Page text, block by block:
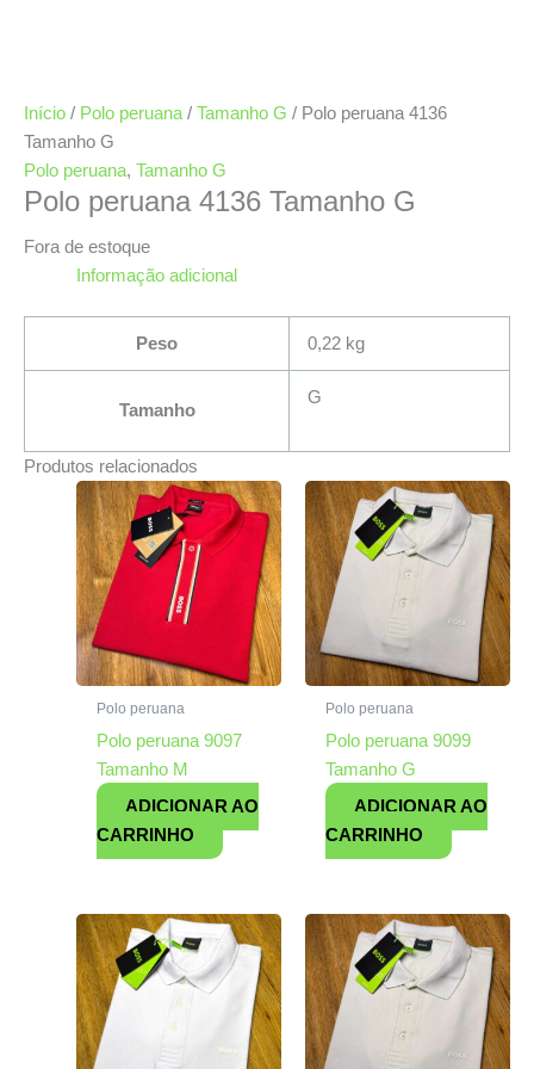
Início / Polo peruana / Tamanho G / Polo peruana 4136
Tamanho G
Polo peruana, Tamanho G
Polo peruana 4136 Tamanho G
Fora de estoque
Informação adicional
Peso 0,22 kg
Tamanho
G
Produtos relacionados
Polo peruana
Polo peruana 9097
Tamanho M
ADICIONAR AO
CARRINHO
Polo peruana
Polo peruana 9099
Tamanho G
ADICIONAR AO
CARRINHO